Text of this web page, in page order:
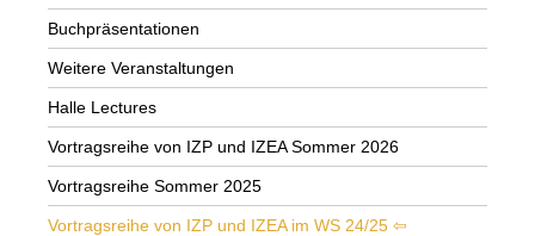
Buchpräsentationen
Weitere Veranstaltungen
Halle Lectures
Vortragsreihe von IZP und IZEA Sommer 2026
Vortragsreihe Sommer 2025
Vortragsreihe von IZP und IZEA im WS 24/25